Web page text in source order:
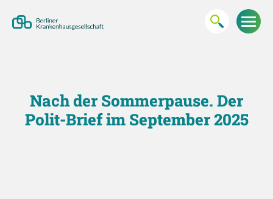
Nach der Sommerpause. Der
Polit-Brief im September 2025